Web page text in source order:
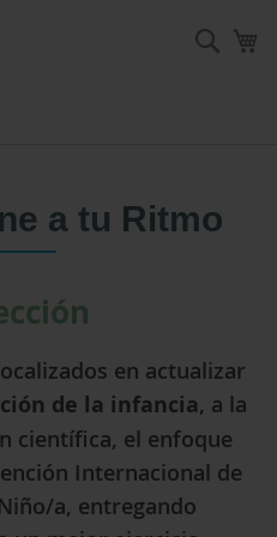
a tu Ritmo
en actualizar
de la infancia, a la
científica, el enfoque
Internacional de
a, entregando